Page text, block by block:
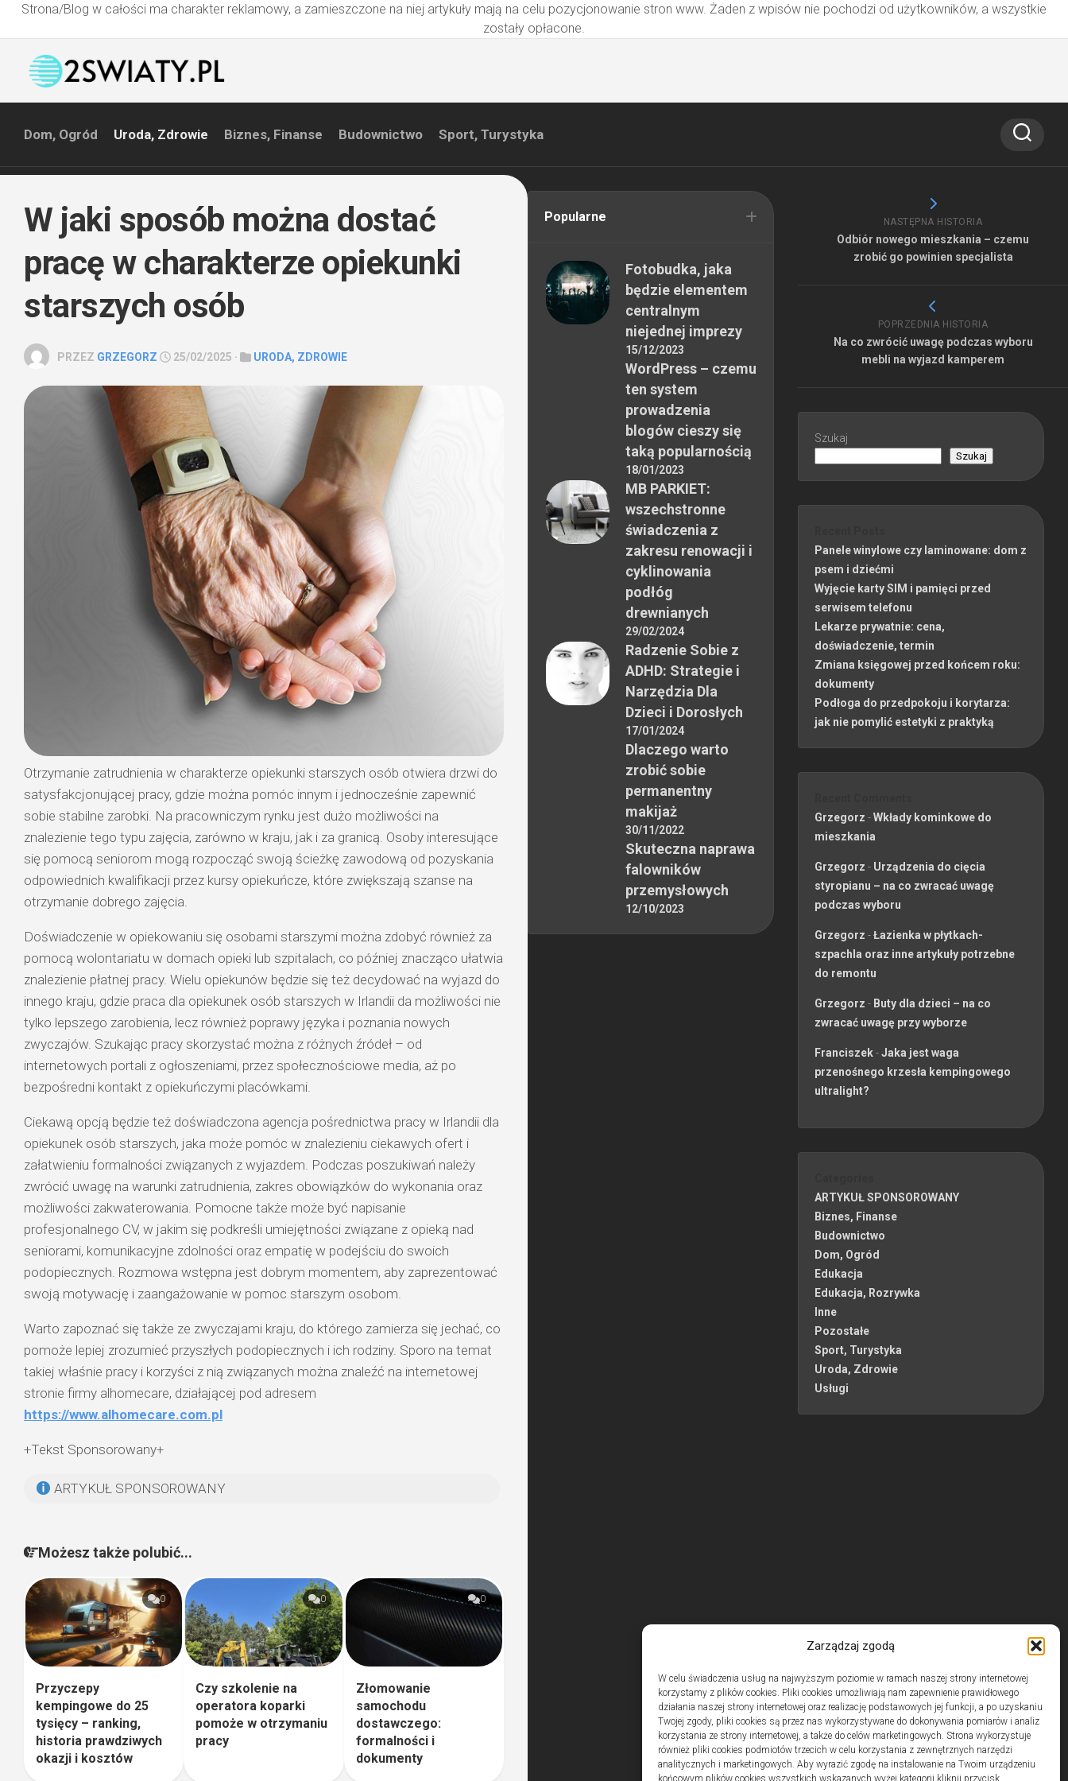
Zarządzaj zgodą
W celu świadczenia usług na najwyższym poziomie w ramach naszej strony internetowej
korzystamy z plików cookies. Pliki cookies umożliwiają nam zapewnienie prawidłowego
działania naszej strony internetowej oraz realizację podstawowych jej funkcji, a po uzyskaniu
Twojej zgody, pliki cookies są przez nas wykorzystywane do dokonywania pomiarów i analiz
korzystania ze strony internetowej, a także do celów marketingowych. Strona wykorzystuje
również pliki cookies podmiotów trzecich w celu korzystania z zewnętrznych narzędzi
analitycznych i marketingowych. Aby wyrazić zgodę na instalowanie na Twoim urządzeniu
końcowym plików cookies wszystkich wskazanych wyżej kategorii kliknij przycisk
Strona/Blog w całości ma charakter reklamowy, a zamieszczone na niej artykuły mają na celu pozycjonowanie stron www. Żaden z wpisów nie pochodzi od użytkowników, a wszystkie
zostały opłacone.
Dom, Ogród Uroda, Zdrowie Biznes, Finanse Budownictwo Sport, Turystyka
W jaki sposób można dostać
pracę w charakterze opiekunki
starszych osób
PRZEZ GRZEGORZ 25/02/2025 · URODA, ZDROWIE
Otrzymanie zatrudnienia w charakterze opiekunki starszych osób otwiera drzwi do
satysfakcjonującej pracy, gdzie można pomóc innym i jednocześnie zapewnić
sobie stabilne zarobki. Na pracowniczym rynku jest dużo możliwości na
znalezienie tego typu zajęcia, zarówno w kraju, jak i za granicą. Osoby interesujące
się pomocą seniorom mogą rozpocząć swoją ścieżkę zawodową od pozyskania
odpowiednich kwalifikacji przez kursy opiekuńcze, które zwiększają szanse na
otrzymanie dobrego zajęcia.
Doświadczenie w opiekowaniu się osobami starszymi można zdobyć również za
pomocą wolontariatu w domach opieki lub szpitalach, co później znacząco ułatwia
znalezienie płatnej pracy. Wielu opiekunów będzie się też decydować na wyjazd do
innego kraju, gdzie praca dla opiekunek osób starszych w Irlandii da możliwości nie
tylko lepszego zarobienia, lecz również poprawy języka i poznania nowych
zwyczajów. Szukając pracy skorzystać można z różnych źródeł – od
internetowych portali z ogłoszeniami, przez społecznościowe media, aż po
bezpośredni kontakt z opiekuńczymi placówkami.
Ciekawą opcją będzie też doświadczona agencja pośrednictwa pracy w Irlandii dla
opiekunek osób starszych, jaka może pomóc w znalezieniu ciekawych ofert i
załatwieniu formalności związanych z wyjazdem. Podczas poszukiwań należy
zwrócić uwagę na warunki zatrudnienia, zakres obowiązków do wykonania oraz
możliwości zakwaterowania. Pomocne także może być napisanie
profesjonalnego CV, w jakim się podkreśli umiejętności związane z opieką nad
seniorami, komunikacyjne zdolności oraz empatię w podejściu do swoich
podopiecznych. Rozmowa wstępna jest dobrym momentem, aby zaprezentować
swoją motywację i zaangażowanie w pomoc starszym osobom.
Warto zapoznać się także ze zwyczajami kraju, do którego zamierza się jechać, co
pomoże lepiej zrozumieć przyszłych podopiecznych i ich rodziny. Sporo na temat
takiej właśnie pracy i korzyści z nią związanych można znaleźć na internetowej
stronie firmy alhomecare, działającej pod adresem
https://www.alhomecare.com.pl
+Tekst Sponsorowany+
ARTYKUŁ SPONSOROWANY
Możesz także polubić...
0
Przyczepy
kempingowe do 25
tysięcy – ranking,
historia prawdziwych
okazji i kosztów
0
Czy szkolenie na
operatora koparki
pomoże w otrzymaniu
pracy
0
Złomowanie
samochodu
dostawczego:
formalności i
dokumenty
NASTĘPNA HISTORIA
Odbiór nowego mieszkania – czemu
zrobić go powinien specjalista
POPRZEDNIA HISTORIA
Na co zwrócić uwagę podczas wyboru
mebli na wyjazd kamperem
Szukaj
Szukaj
Panele winylowe czy laminowane: dom z
psem i dziećmi
Wyjęcie karty SIM i pamięci przed
serwisem telefonu
Lekarze prywatnie: cena,
doświadczenie, termin
Zmiana księgowej przed końcem roku:
dokumenty
Podłoga do przedpokoju i korytarza:
jak nie pomylić estetyki z praktyką
Grzegorz -Wkłady kominkowe do
mieszkania
Grzegorz - Urządzenia do cięcia
styropianu – na co zwracać uwagę
podczas wyboru
Grzegorz -Łazienka w płytkach-
szpachla oraz inne artykuły potrzebne
do remontu
Grzegorz - Buty dla dzieci – na co
zwracać uwagę przy wyborze
Franciszek-Jaka jest waga
przenośnego krzesła kempingowego
ultralight?
ARTYKUŁ SPONSOROWANY
Biznes, Finanse
Budownictwo
Dom, Ogród
Edukacja
Edukacja, Rozrywka
Inne
Pozostałe
Sport, Turystyka
Uroda, Zdrowie
Usługi
Popularne
Fotobudka, jaka
będzie elementem
centralnym
niejednej imprezy
15/12/2023
WordPress – czemu
ten system
prowadzenia
blogów cieszy się
taką popularnością
18/01/2023
MB PARKIET:
wszechstronne
świadczenia z
zakresu renowacji i
cyklinowania
podłóg
drewnianych
29/02/2024
Radzenie Sobie z
ADHD: Strategie i
Narzędzia Dla
Dzieci i Dorosłych
17/01/2024
Dlaczego warto
zrobić sobie
permanentny
makijaż
30/11/2022
Skuteczna naprawa
falowników
przemysłowych
12/10/2023